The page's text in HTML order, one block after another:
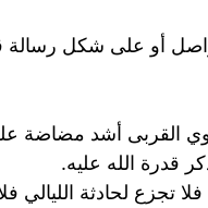
أو على شكل
القربى أشد مضاضة
قدرة الله عليه.
فلا تجزع لحادثة الليالي